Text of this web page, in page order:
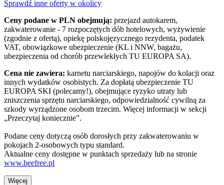
Sprawdź inne oferty w okolicy
Ceny podane w PLN obejmują: przejazd autokarem,
zakwaterowanie - 7 rozpoczętych dób hotelowych, wyżywienie
(zgodnie z ofertą), opiekę polskojęzycznego rezydenta, podatek
VAT, obowiązkowe ubezpieczenie (KL i NNW, bagażu,
ubezpieczenia od chorób przewlekłych TU EUROPA SA).
Cena nie zawiera: karnetu narciarskiego, napojów do kolacji oraz
innych wydatków osobistych. Za dopłatą ubezpieczenie TU
EUROPA SKI (polecamy!), obejmujące ryzyko utraty lub
zniszczenia sprzętu narciarskiego, odpowiedzialność cywilną za
szkody wyrządzone osobom trzecim. Więcej informacji w sekcji
„Przeczytaj koniecznie”.
Podane ceny dotyczą osób dorosłych przy zakwaterowaniu w
pokojach 2-osobowych typu standard.
Aktualne ceny dostępne w punktach sprzedaży lub na stronie
www.beefree.pl
Więcej